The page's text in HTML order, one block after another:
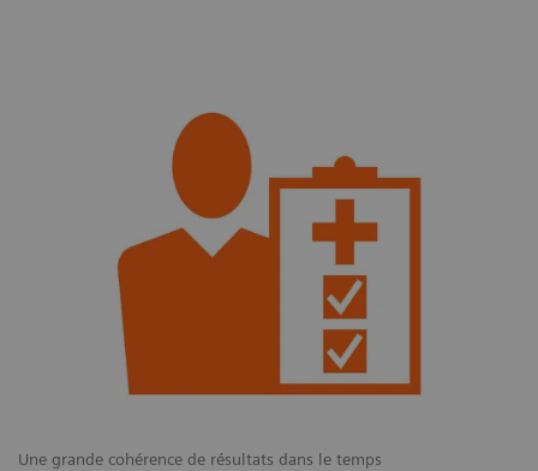
Une grande cohérence de résultats dans le temps